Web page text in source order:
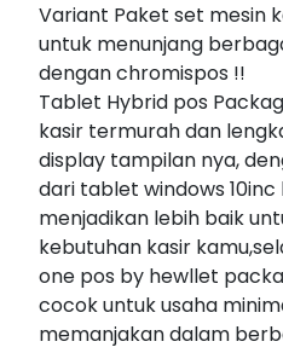
Variant Paket set mesin
untuk menunjang
dengan chromispos !!
Tablet Hybrid pos
kasir termurah dan
display tampilan nya,
dari tablet windows
menjadikan lebih baik
kebutuhan kasir
one pos by hewllet
cocok untuk usaha
memanjakan dalam